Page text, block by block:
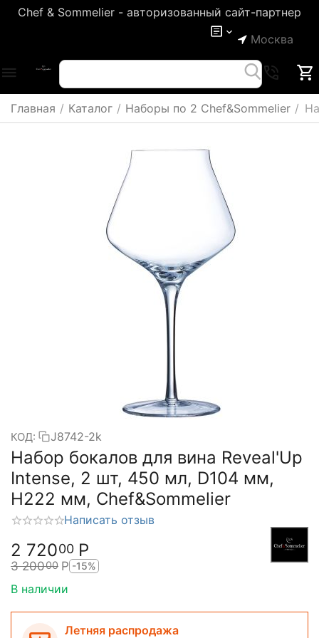
Chef & Sommelier - авторизованный сайт-партнер
Москва
Главная / Каталог / Наборы по 2 Chef&Sommelier /
КОД: J8742-2k
Набор бокалов для вина Reveal'Up
Intense, 2 шт, 450 мл, D104 мм,
H222 мм, Chef&Sommelier
Написать отзыв
2 72000 Р
3 20000 Р -15%
В наличии
Летняя распродажа